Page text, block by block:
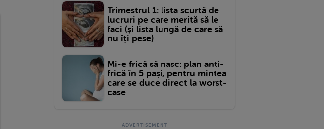
Trimestrul 1: lista scurtă de
lucruri pe care merită să le
faci (și lista lungă de care să
nu îți pese)
Mi-e frică să nasc: plan anti-
frică în 5 pași, pentru mintea
care se duce direct la worst-
case